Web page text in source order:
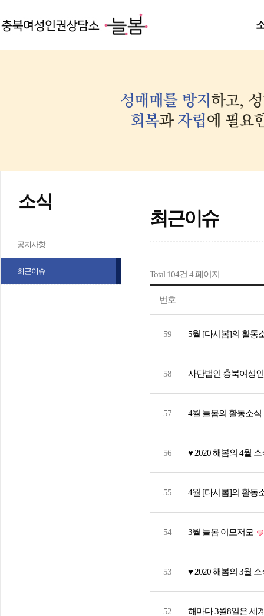
소식
공지사항
최근이슈
최근이슈
Total 104건 4 페이지
번호
59 5월 [다시봄]의 활동
58 사단법인 충북여성
57 4월 늘봄의 활동소식
56 ♥ 2020 해봄의 4월
55 4월 [다시봄]의 활동
54 3월 늘봄 이모저모
53 ♥ 2020 해봄의 3월
52 해마다 3월8일은 세